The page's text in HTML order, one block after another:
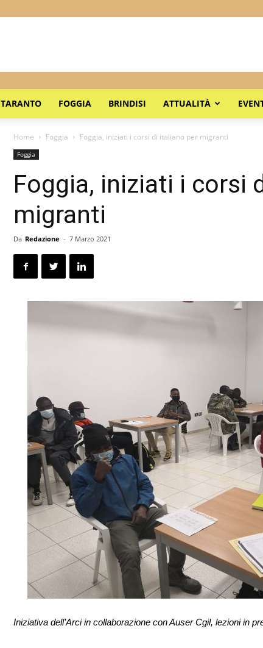
TARANTO FOGGIA BRINDISI ATTUALITÀ
Home Foggia Foggia, iniziati i corsi di italiano per migranti
Foggia
Foggia, iniziati i corsi
migranti
Da Redazione - 7 Marzo 2021
Iniziativa dell’Arci in collaborazione con Auser Cgil, lezioni in